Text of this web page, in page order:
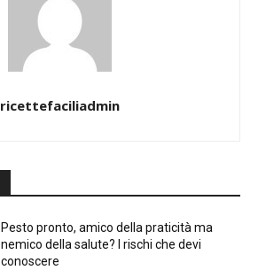
ricettefaciliadmin
Pesto pronto, amico della praticità ma
nemico della salute? I rischi che devi
conoscere